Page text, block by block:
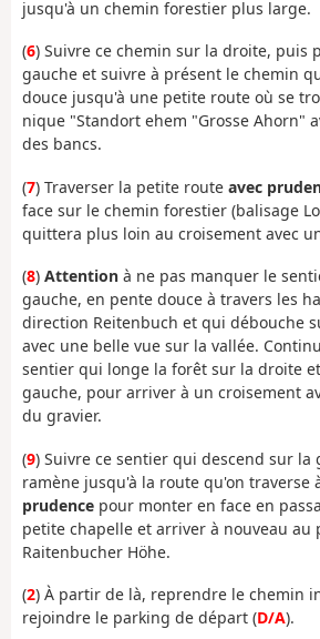
jusqu'à un chemin forestier plus large.
(6) Suivre ce chemin sur la droite, puis
gauche et suivre à présent le chemin
douce jusqu'à une petite route où se
nique "Standort ehem "Grosse Ahorn"
des bancs.
(7) Traverser la petite route avec
face sur le chemin forestier (balisage
quittera plus loin au croisement avec
(8) Attention à ne pas manquer le
gauche, en pente douce à travers les
direction Reitenbuch et qui débouche
avec une belle vue sur la vallée.
sentier qui longe la forêt sur la droite
gauche, pour arriver à un croisement
du gravier.
(9) Suivre ce sentier qui descend sur la
ramène jusqu'à la route qu'on traverse
prudence pour monter en face en
petite chapelle et arriver à nouveau au
Raitenbucher Höhe.
(2) À partir de là, reprendre le chemin
rejoindre le parking de départ (D/A).